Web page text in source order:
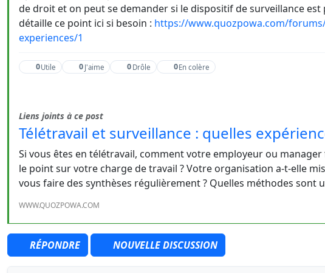
de droit et on peut se demander si le dispositif de surveillance
détaille ce point ici si besoin : https://www.quozpowa.com/
experiences/1
0Utile 0 J'aime 0 Drôle 0En colère
Liens joints à ce post
Télétravail et surveillance : quelles
Si vous êtes en télétravail, comment votre employeur ou
le point sur votre charge de travail ? Votre organisation a-t-elle
vous faire des synthèses régulièrement ? Quelles méthodes sont
WWW.QUOZPOWA.COM
RÉPONDRE NOUVELLE DISCUSSION